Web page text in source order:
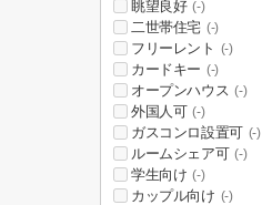
眺望良好 (-)
二世帯住宅 (-)
フリーレント (-)
カードキー (-)
オープンハウス (-)
外国人可 (-)
ガスコンロ設置可 (-)
ルームシェア可 (-)
学生向け (-)
カップル向け (-)